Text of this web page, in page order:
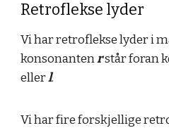
Retroflekse lyder
Vi har retroflekse lyder i
konsonantenrstår foran
ellerl.
Vi har fire forskjellige